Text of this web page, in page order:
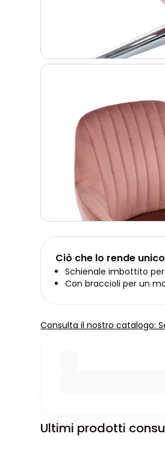
Ciò che lo rende unico
Schienale imbottito
Con braccioli per un
Consulta il nostro catalogo:
Ultimi prodotti